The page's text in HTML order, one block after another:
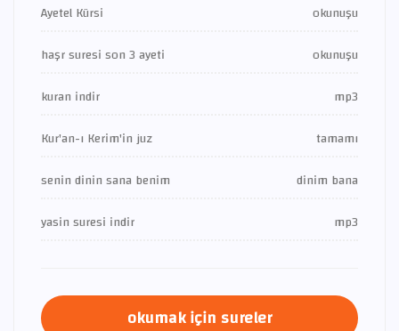
Ayetel Kürsi
okunuşu
haşr suresi son 3 ayeti
okunuşu
kuran indir
mp3
Kur'an-ı Kerim'in juz
tamamı
senin dinin sana benim
dinim bana
yasin suresi indir
mp3
okumak için sureler